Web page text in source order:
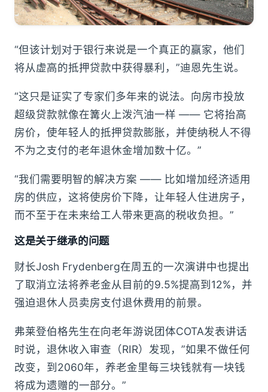
“但该计划对于银行来说是一个真正的赢家，他们
将从虚高的抵押贷款中获得暴利，”迪恩先生说。
“这只是证实了专家们多年来的说法。向房市投放
超级贷款就像在篝火上泼汽油一样 —— 它将抬高
房价，使年轻人的抵押贷款膨胀，并使纳税人不得
不为之支付的老年退休金增加数十亿。”
“我们需要明智的解决方案 —— 比如增加经济适用
房的供应，这将使房价下降，让年轻人住进房子，
而不至于在未来给工人带来更高的税收负担。”
这是关于继承的问题
财长Josh Frydenberg在周五的一次演讲中也提出
了取消立法将养老金从目前的9.5%提高到12%，并
强迫退休人员卖房支付退休费用的前景。
弗莱登伯格先生在向老年游说团体COTA发表讲话
时说，退休收入审查（RIR）发现，”如果不做任何
改变，到2060年，养老金里每三块钱就有一块钱
将成为遗赠的一部分。”